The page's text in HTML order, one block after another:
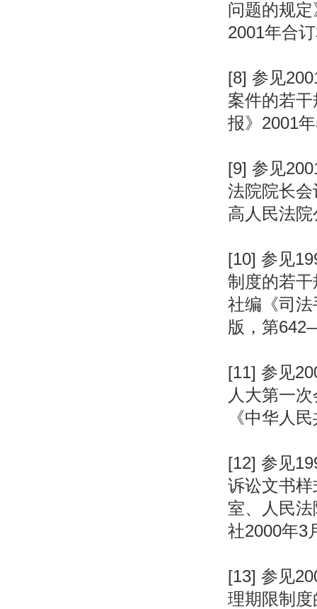
问题的规
2001年合
[8] 参见
案件的若
报》2001
[9] 参见
法院院长
高人民法
[10] 参见
制度的若
社编《司
版，第
[11] 参见
人大第一
《中华人
[12] 参见
诉讼文书
室、人民
社2000年3
[13] 参见
理期限制